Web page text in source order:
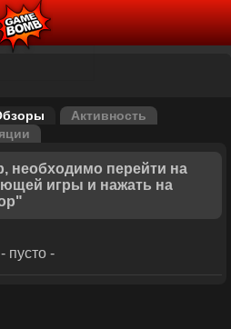
Активность
необходимо перейти на
игры и нажать на
- пусто -